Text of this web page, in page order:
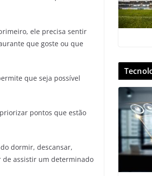
ele precisa sentir
que goste ou que
que seja possível
pontos que estão
dormir, descansar,
de assistir um determinado